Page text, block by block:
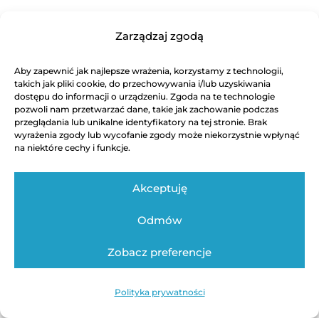
Zarządzaj zgodą
Aby zapewnić jak najlepsze wrażenia, korzystamy z technologii,
takich jak pliki cookie, do przechowywania i/lub uzyskiwania
dostępu do informacji o urządzeniu. Zgoda na te technologie
pozwoli nam przetwarzać dane, takie jak zachowanie podczas
przeglądania lub unikalne identyfikatory na tej stronie. Brak
wyrażenia zgody lub wycofanie zgody może niekorzystnie wpłynąć
na niektóre cechy i funkcje.
Akceptuję
Odmów
Zobacz preferencje
Polityka prywatności